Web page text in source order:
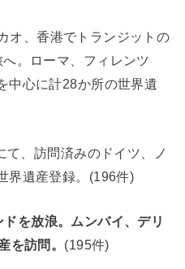
オ、香港でトランジットの
。ローマ、フィレンツ
中心に計28か所の世界遺
、訪問済みのドイツ、ノ
界遺産登録。(196件)
ドを放浪。ムンバイ、デリ
を訪問。 (195件)